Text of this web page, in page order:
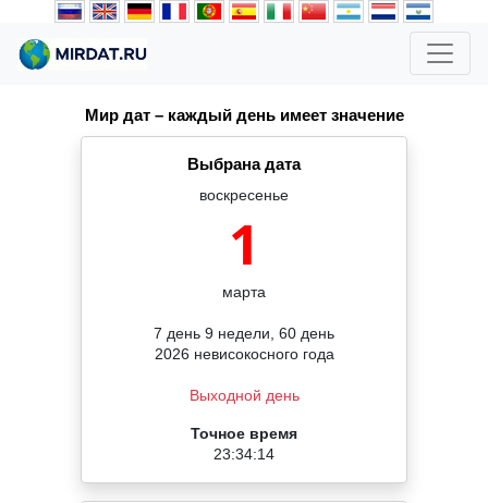
Мир дат – каждый день имеет значение
Выбрана дата
воскресенье
1
марта
7 день 9 недели, 60 день
2026 невисокосного года
Выходной день
Точное время
23:34:14